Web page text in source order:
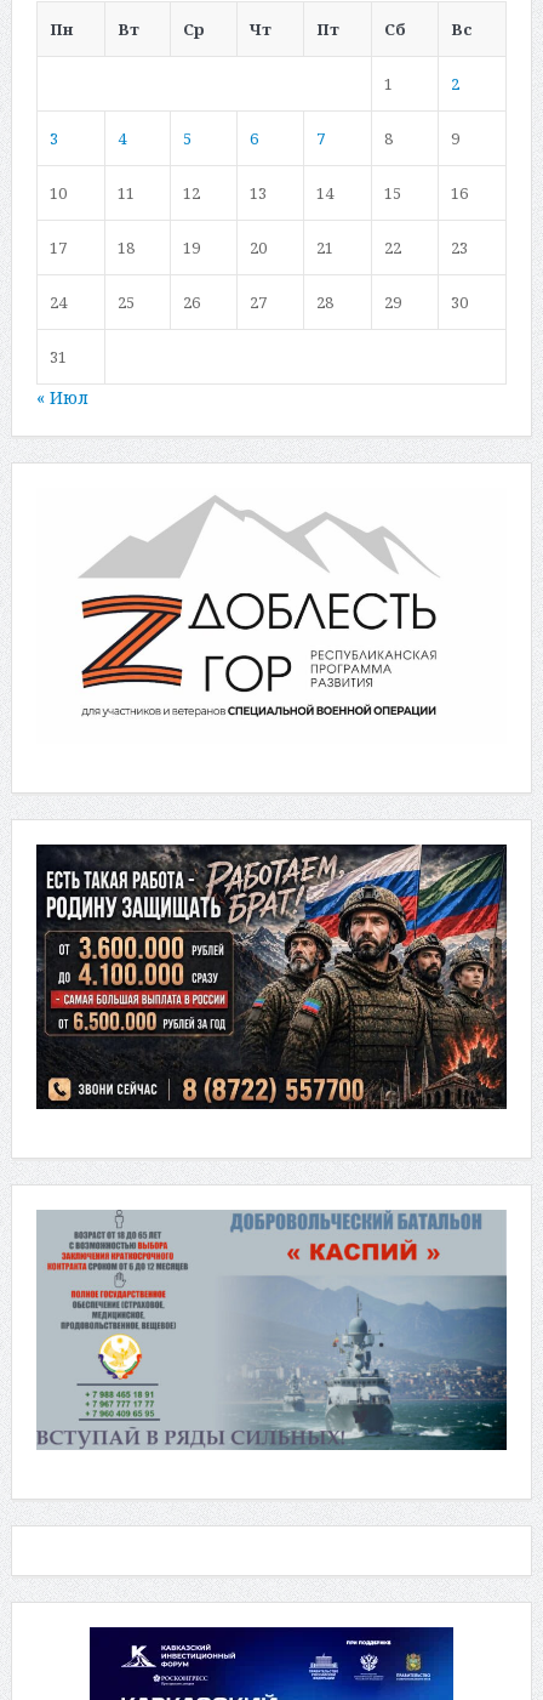
Пн
Вт Ср Чт Пт Сб Вс
1 2
3 4 5 6 7 8 9
10 11 12 13 14 15 16
17 18 19 20 21 22 23
24 25 26 27 28 29 30
31
« Июл